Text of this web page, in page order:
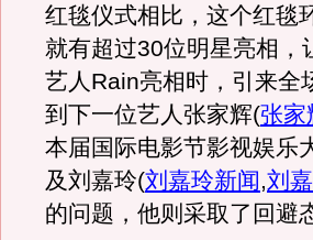
红毯仪式相比，这个红毯
就有超过30位明星亮相，
艺人Rain亮相时，引来全
到下一位艺人张家辉(张家
本届国际电影节影视娱乐
及刘嘉玲(刘嘉玲新闻,刘
的问题，他则采取了回避